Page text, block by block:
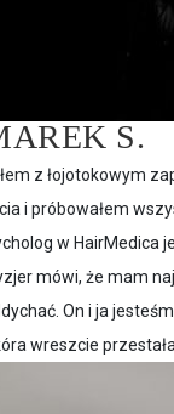
S.
z łojotokowym
i próbowałem
w HairMedica
mówi, że mam
On i ja
wreszcie